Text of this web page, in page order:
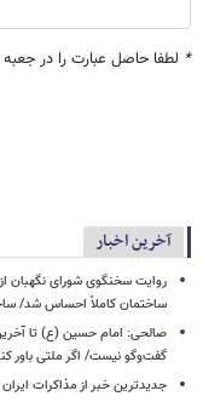
* لطفا حاصل عبارت را در جعبه
آخرین اخبار
ساختمان کاملاً احساس شد/
صالحی: امام حسین (ع) تا
گفت‌وگو نیست/ اگر ملتی باور
جدیدترین خبر از مذاکرات